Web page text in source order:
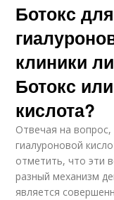
Ботокс
клиники
Ботокс
кислота?
Отвечая на
гиалуроновой
отметить, что эти
разный механизм
является